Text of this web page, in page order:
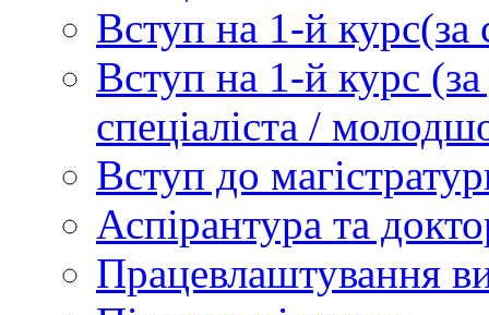
Вступ на 1-й
Вступ на 1-й курс
спеціаліста /
Вступ до
Аспірантура та
Працевлаштування